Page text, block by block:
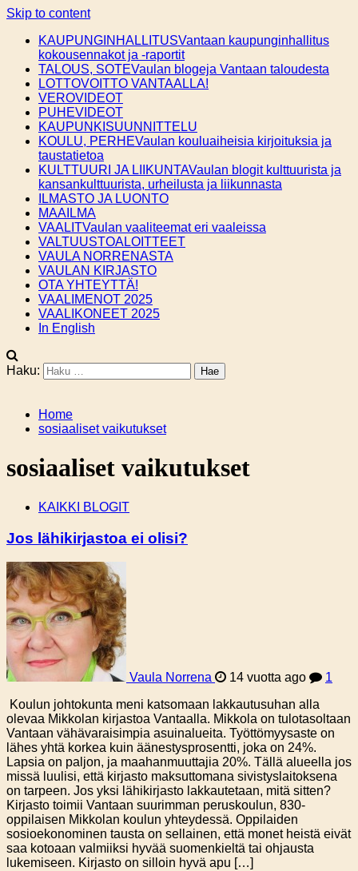
Skip to content
KAUPUNGINHALLITUSVantaan kaupunginhallitus
kokousennakot ja -raportit
TALOUS, SOTEVaulan blogeja Vantaan taloudesta
LOTTOVOITTO VANTAALLA!
VEROVIDEOT
PUHEVIDEOT
KAUPUNKISUUNNITTELU
KOULU, PERHEVaulan kouluaiheisia kirjoituksia ja
taustatietoa
KULTTUURI JA LIIKUNTAVaulan blogit kulttuurista ja
kansankulttuurista, urheilusta ja liikunnasta
ILMASTO JA LUONTO
MAAILMA
VAALITVaulan vaaliteemat eri vaaleissa
VALTUUSTOALOITTEET
VAULA NORRENASTA
VAULAN KIRJASTO
OTA YHTEYTTÄ!
VAALIMENOT 2025
VAALIKONEET 2025
In English
Haku:
Home
sosiaaliset vaikutukset
sosiaaliset vaikutukset
KAIKKI BLOGIT
Jos lähikirjastoa ei olisi?
Vaula Norrena 14 vuotta ago
1
Koulun johtokunta meni katsomaan lakkautusuhan alla
olevaa Mikkolan kirjastoa Vantaalla. Mikkola on tulotasoltaan
Vantaan vähävaraisimpia asuinalueita. Työttömyysaste on
lähes yhtä korkea kuin äänestysprosentti, joka on 24%.
Lapsia on paljon, ja maahanmuuttajia 20%. Tällä alueella jos
missä luulisi, että kirjasto maksuttomana sivistyslaitoksena
on tarpeen. Jos yksi lähikirjasto lakkautetaan, mitä sitten?
Kirjasto toimii Vantaan suurimman peruskoulun, 830-
oppilaisen Mikkolan koulun yhteydessä. Oppilaiden
sosioekonominen tausta on sellainen, että monet heistä eivät
saa kotoaan valmiiksi hyvää suomenkieltä tai ohjausta
lukemiseen. Kirjasto on silloin hyvä apu […]